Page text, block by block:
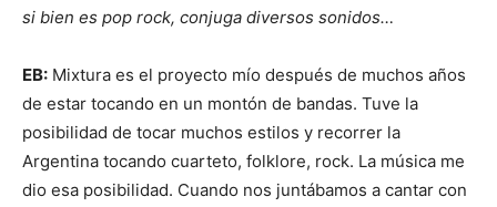
si bien es pop rock, conjuga diversos sonidos…
EB: Mixtura es el proyecto mío después de muchos años
de estar tocando en un montón de bandas. Tuve la
posibilidad de tocar muchos estilos y recorrer la
Argentina tocando cuarteto, folklore, rock. La música me
dio esa posibilidad. Cuando nos juntábamos a cantar con